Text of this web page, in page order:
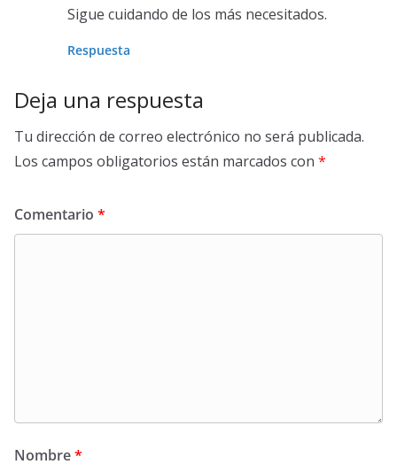
Sigue cuidando de los más necesitados.
Respuesta
Deja una respuesta
Tu dirección de correo electrónico no será publicada.
Los campos obligatorios están marcados con *
Comentario *
Nombre*